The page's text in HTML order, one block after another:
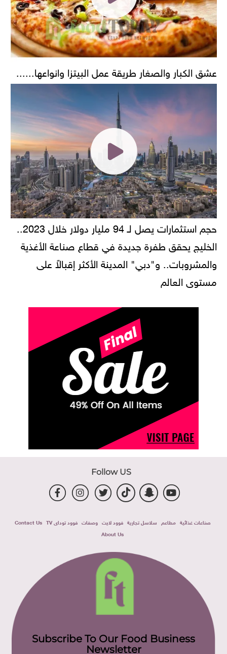
عشق الكبار والصغار طريقة عمل البيتزا وانواعها......
حجم استثمارات يصل لـ 94 مليار دولار خلال 2023..
الخليج يحقق طفرة جديدة في قطاع صناعة الأغذية
والمشروبات.. و"دبي" المدينة الأكثر إقبالاً على
مستوى العالم
Follow US
صناعات غذائية مطاعم سلاسل تجارية فوود لايت وصفات فوود توداى TV
Contact Us
About Us
Subscribe To Our Food Business
Newsletter